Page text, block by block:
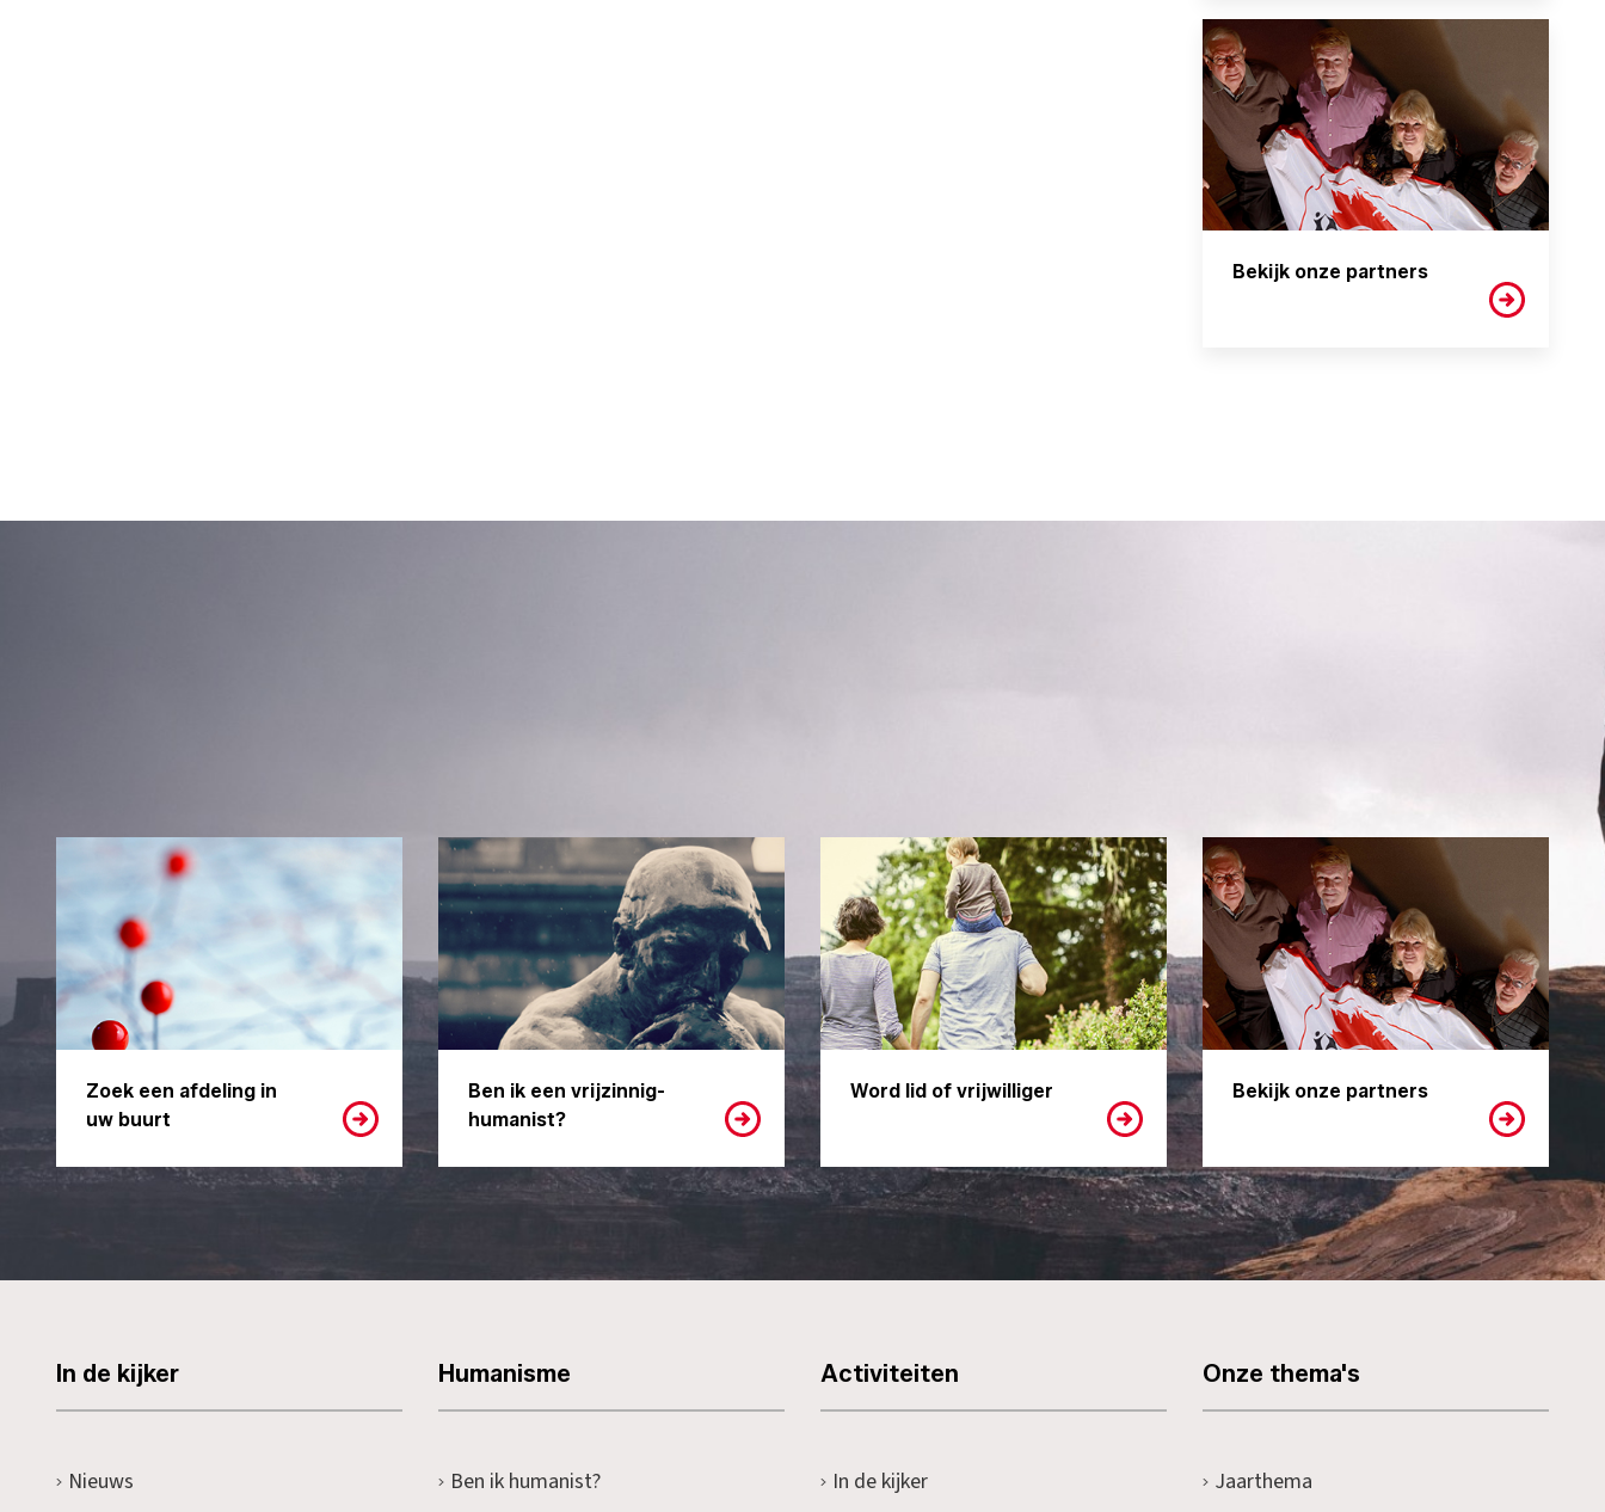
Bekijk onze partners
Zoek een afdeling in
uw buurt
Ben ik een vrijzinnig-
humanist?
Word lid of vrijwilliger Bekijk onze partners
In de kijker
Nieuws
Humanisme
Ben ik humanist?
Activiteiten
In de kijker
Onze thema's
Jaarthema